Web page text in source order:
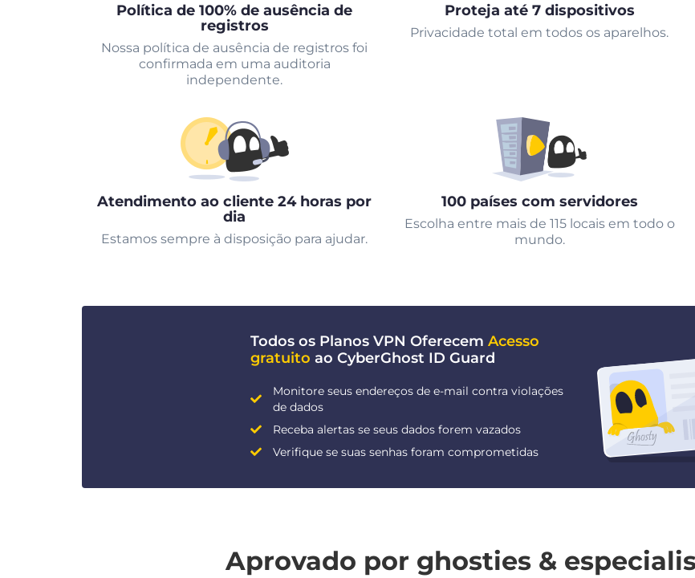
Política de 100% de ausência de
registros
Nossa política de ausência de registros foi
confirmada em uma auditoria
independente.
Proteja até 7 dispositivos
Privacidade total em todos os aparelhos.
Atendimento ao cliente 24 horas por
dia
Estamos sempre à disposição para ajudar.
100 países com servidores
Escolha entre mais de 115 locais em todo o
mundo.
Todos os Planos VPN Oferecem Acesso
gratuito ao CyberGhost ID Guard
Monitore seus endereços de e-mail contra violações
de dados
Receba alertas se seus dados forem vazados
Verifique se suas senhas foram comprometidas
Aprovado por ghosties &